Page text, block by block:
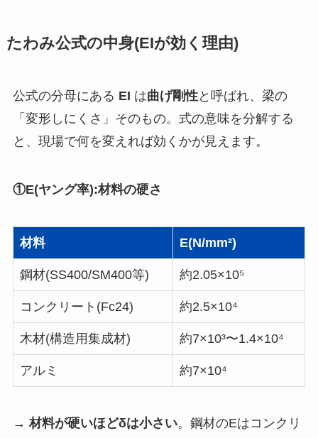
たわみ公式の中身(EIが効く理由)
公式の分母にある EI は曲げ剛性と呼ばれ、梁の
「変形しにくさ」そのもの。式の意味を分解する
と、現場で何を変えれば効くかが見えます。
①E(ヤング率):材料の硬さ
材料 E(N/mm²)
鋼材(SS400/SM400等) 約2.05×10⁵
コンクリート(Fc24) 約2.5×10⁴
木材(構造用集成材) 約7×10³〜1.4×10⁴
アルミ 約7×10⁴
→材料が硬いほどδは小さい。鋼材のEはコンクリ